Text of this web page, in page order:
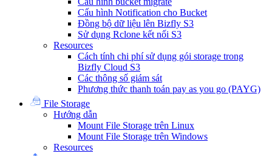
Cấu hình Notification cho Bucket
Đồng bộ dữ liệu lên Bizfly S3
Sử dụng Rclone kết nối S3
Resources
Cách tính chi phí sử dụng gói storage trong
Bizfly Cloud S3
Các thông số giám sát
Phương thức thanh toán pay as you go (PAYG)
File Storage
Hướng dẫn
Mount File Storage trên Linux
Mount File Storage trên Windows
Resources